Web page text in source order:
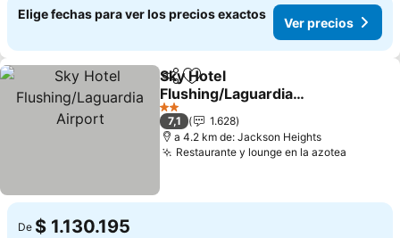
Elige fechas para ver los precios exactos
Ver precios
CompartirAgregar a favoritos
Sky Hotel
Flushing/Laguardia
Airport
Ver precios
2 Estrellas
7,1
1.628
a 4.2 km de: Jackson Heights
Restaurante y lounge en la azotea
De $ 1.130.195